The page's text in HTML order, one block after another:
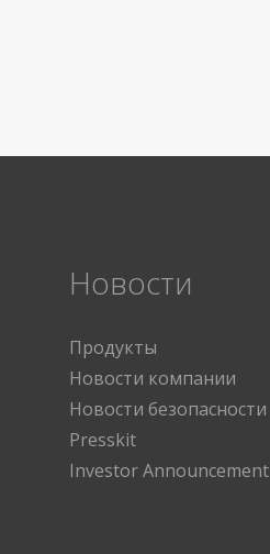
Новости
Продукты
Новости компании
Новости безопасности
Presskit
Investor Announcement